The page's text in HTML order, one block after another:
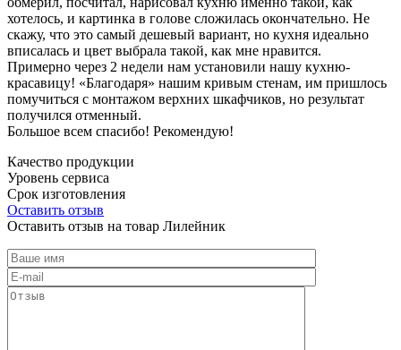
хотелось, и картинка в голове сложилась окончательно. Не
скажу, что это самый дешевый вариант, но кухня идеально
вписалась и цвет выбрала такой, как мне нравится.
Примерно через 2 недели нам установили нашу кухню-
красавицу! «Благодаря» нашим кривым стенам, им пришлось
помучиться с монтажом верхних шкафчиков, но результат
получился отменный.
Большое всем спасибо! Рекомендую!
Качество продукции
Уровень сервиса
Срок изготовления
Оставить отзыв
Оставить отзыв на товар Лилейник